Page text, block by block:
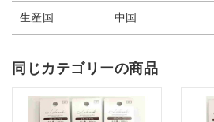
生産国 中国
同じカテゴリーの商品